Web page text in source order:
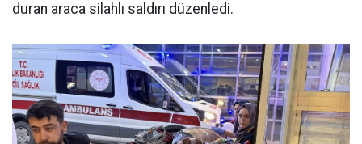
duran araca silahlı saldırı düzenledi.